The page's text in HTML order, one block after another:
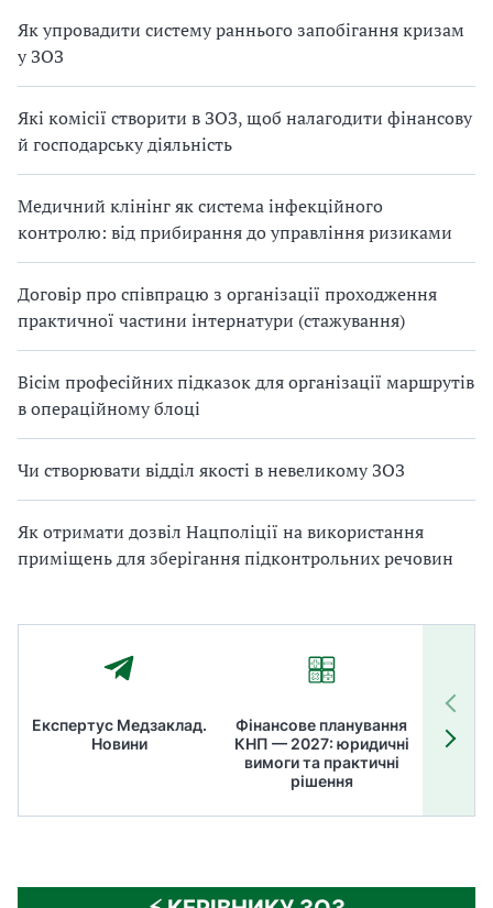
Як упровадити систему раннього запобігання кризам
у ЗОЗ
Які комісії створити в ЗОЗ, щоб налагодити фінансову
й господарську діяльність
Медичний клінінг як система інфекційного
контролю: від прибирання до управління ризиками
Договір про співпрацю з організації проходження
практичної частини інтернатури (стажування)
Вісім професійних підказок для організації маршрутів
в операційному блоці
Чи створювати відділ якості в невеликому ЗОЗ
Як отримати дозвіл Нацполіції на використання
приміщень для зберігання підконтрольних речовин
Експертус Медзаклад.
Новини
Фінансове планування
КНП — 2027: юридичні
вимоги та практичні
рішення